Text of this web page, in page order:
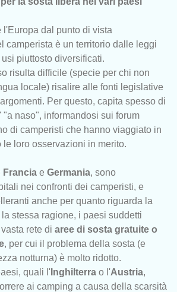
l'Europa dal punto di vista
camperista è un territorio dalle leggi
piuttosto diversificati.
risulta difficile (specie per chi non
locale) risalire alle fonti legislative
Per questo, capita spesso di
"a naso", informandosi sui forum
di camperisti che hanno viaggiato in
le loro osservazioni in merito.
Francia e Germania, sono
nei confronti dei camperisti, e
anche per quanto riguarda la
stessa ragione, i paesi suddetti
rete di aree di sosta gratuite o
, per cui il problema della sosta (e
notturna) è molto ridotto.
quali l' Inghilterra o l'Austria,
ai camping a causa della scarsità